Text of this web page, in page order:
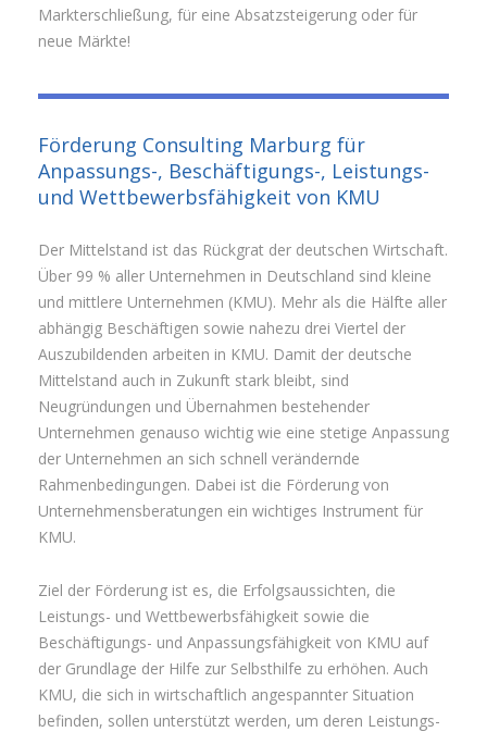
Markterschließung, für eine Absatzsteigerung oder für
neue Märkte!
Förderung Consulting Marburg für
Anpassungs-, Beschäftigungs-, Leistungs-
und Wettbewerbsfähigkeit von KMU
Der Mittelstand ist das Rückgrat der deutschen Wirtschaft.
Über 99 % aller Unternehmen in Deutschland sind kleine
und mittlere Unternehmen (KMU). Mehr als die Hälfte aller
abhängig Beschäftigen sowie nahezu drei Viertel der
Auszubildenden arbeiten in KMU. Damit der deutsche
Mittelstand auch in Zukunft stark bleibt, sind
Neugründungen und Übernahmen bestehender
Unternehmen genauso wichtig wie eine stetige Anpassung
der Unternehmen an sich schnell verändernde
Rahmenbedingungen. Dabei ist die Förderung von
Unternehmensberatungen ein wichtiges Instrument für
KMU.
Ziel der Förderung ist es, die Erfolgsaussichten, die
Leistungs- und Wettbewerbsfähigkeit sowie die
Beschäftigungs- und Anpassungsfähigkeit von KMU auf
der Grundlage der Hilfe zur Selbsthilfe zu erhöhen. Auch
KMU, die sich in wirtschaftlich angespannter Situation
befinden, sollen unterstützt werden, um deren Leistungs-